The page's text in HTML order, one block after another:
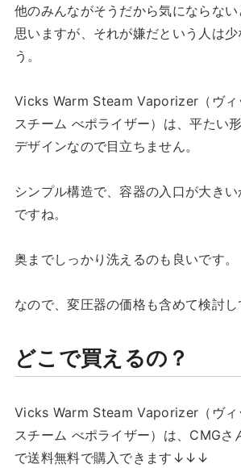
他のみんながそうだから気にならな
思いますが、それが嫌だという人は少
う。
Vicks Warm Steam Vaporizer（ヴィ
スチーム べポライザー）は、平たい
デザインなので目立ちません。
シンプル構造で、容器の入口が大き
ですね。
奥までしっかり洗えるのも良いです。
なので、変圧器の価格も含めて検討し
どこで買えるの？
Vicks Warm Steam Vaporizer（ヴィ
スチーム べポライザー）は、CMGさ
で送料無料で購入できます↓↓↓